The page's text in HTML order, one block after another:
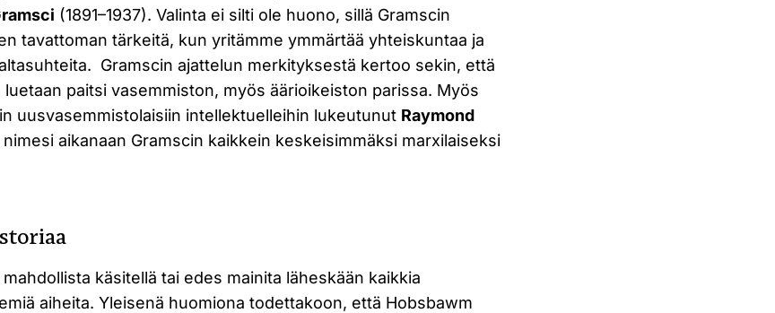
(1891–1937). Valinta ei silti ole huono, sillä Gramscin
tavattoman tärkeitä, kun yritämme ymmärtää yhteiskuntaa ja
Gramscin ajattelun merkityksestä kertoo sekin, että
luetaan paitsi vasemmiston, myös äärioikeiston parissa. Myös
uusvasemmistolaisiin intellektuelleihin lukeutunut Raymond
nimesi aikanaan Gramscin kaikkein keskeisimmäksi marxilaiseksi
käsitellä tai edes mainita läheskään kaikkia
aiheita. Yleisenä huomiona todettakoon, että Hobsbawm